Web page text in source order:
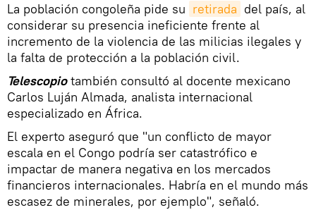
La población congoleña pide su retirada del país, al
considerar su presencia ineficiente frente al
incremento de la violencia de las milicias ilegales y
la falta de protección a la población civil.
Telescopiotambién consultó al docente mexicano
Carlos Luján Almada, analista internacional
especializado en África.
El experto aseguró que "un conflicto de mayor
escala en el Congo podría ser catastrófico e
impactar de manera negativa en los mercados
financieros internacionales. Habría en el mundo más
escasez de minerales, por ejemplo", señaló.